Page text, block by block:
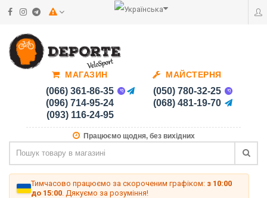
МАГАЗИН
(066) 361-86-35
(096) 714-95-24
(093) 116-24-95
МАЙСТЕРНЯ
(050) 780-32-25
(068) 481-19-70
Працюємо щодня, без вихідних
Тимчасово працюємо за скороченим графіком: з 10:00
до 15:00 . Дякуємо за розуміння!